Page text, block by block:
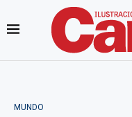
MUNDO